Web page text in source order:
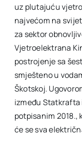
uz plutajuću
najvećom na
za sektor
Vjetroelektrana
postrojenje sa
smješteno u
Škotskoj.
između
potpisanim 2018.,
će se sva